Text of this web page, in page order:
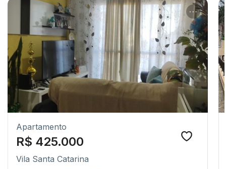
Apartamento
R$ 425.000
Vila Santa Catarina